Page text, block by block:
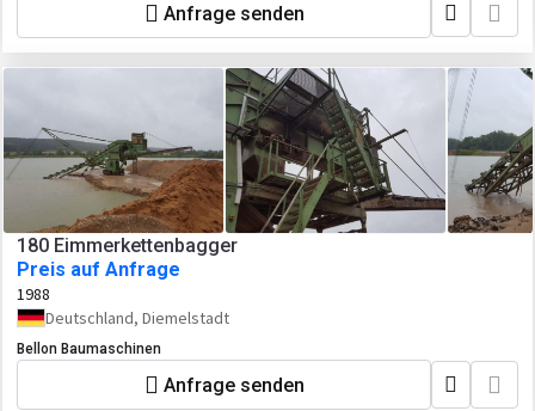
Anfrage senden
180 Eimmerkettenbagger
Preis auf Anfrage
1988
Deutschland, Diemelstadt
Bellon Baumaschinen
Anfrage senden